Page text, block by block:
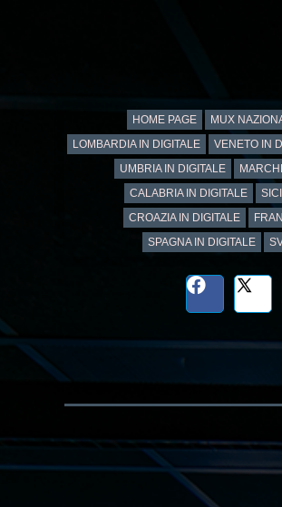
HOME PAGE MUX
LOMBARDIA IN DIGITALE
VENETO IN
UMBRIA IN DIGITALE
CALABRIA IN DIGITALE
CROAZIA IN DIGITALE
SPAGNA IN DIGITALE